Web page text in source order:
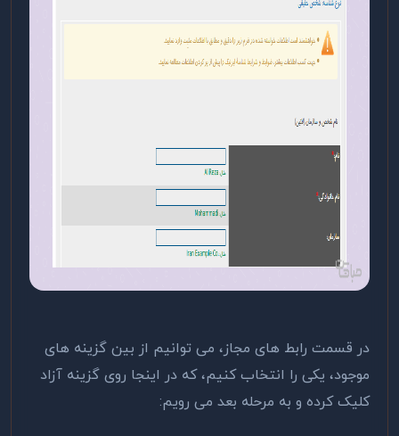
در قسمت رابط های مجاز، می توانیم از بین گزینه های
موجود، یکی را انتخاب کنیم، که در اینجا روی گزینه آزاد
کلیک کرده و به مرحله بعد می رویم: